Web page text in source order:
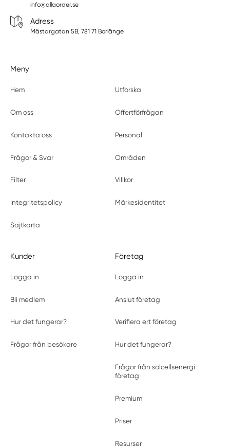
info@allaorder.se
Adress
Mästargatan 5B, 781 71 Borlänge
Meny
Hem Utforska
Om oss Offertförfrågan
Kontakta oss Personal
Frågor & Svar Områden
Filter Villkor
Integritetspolicy Märkesidentitet
Sajtkarta
Kunder
Logga in
Bli medlem
Hur det fungerar?
Frågor från besökare
Företag
Logga in
Anslut företag
Verifiera ert företag
Hur det fungerar?
Frågor från solcellsenergi
företag
Premium
Priser
Resurser